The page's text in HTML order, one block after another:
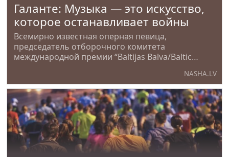
Галанте: Музыка — это искусство,
которое останавливает войны
Всемирно известная оперная певица,
председатель отборочного комитета
международной премии “Baltijas Balva/Baltic
NASHA.LV